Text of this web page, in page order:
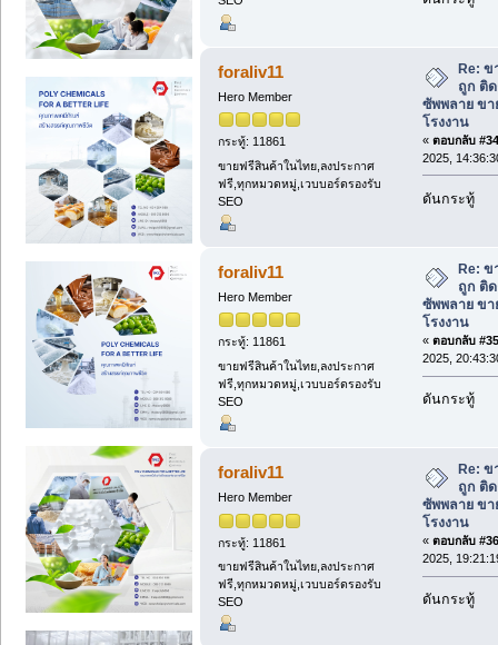
foraliv11
Hero Member
กระทู้: 11861
ขายฟรีสินค้าในไทย,ลงประกาศ
ฟรี,ทุกหมวดหมู่,เวบบอร์ดรองรับ
SEO
Re: ข
ถูก ติ
ซัพพลาย ขา
โรงงาน
« ตอบกลับ
2025,
ดันกระทู้
foraliv11
Hero Member
กระทู้: 11861
ขายฟรีสินค้าในไทย,ลงประกาศ
ฟรี,ทุกหมวดหมู่,เวบบอร์ดรองรับ
SEO
Re: ข
ถูก ติ
ซัพพลาย ขา
โรงงาน
« ตอบกลับ
2025,
ดันกระทู้
foraliv11
Hero Member
กระทู้: 11861
ขายฟรีสินค้าในไทย,ลงประกาศ
ฟรี,ทุกหมวดหมู่,เวบบอร์ดรองรับ
SEO
Re: ข
ถูก ติ
ซัพพลาย ขา
โรงงาน
« ตอบกลับ
2025,
ดันกระทู้